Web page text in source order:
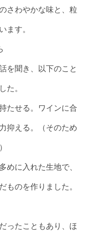
さわやかな味と、粒
ます。
を聞き、以下のこと
た。
たせる。ワインに合
抑える。（そのため
めに入れた生地で、
ものを作りました。
ったこともあり、ほ